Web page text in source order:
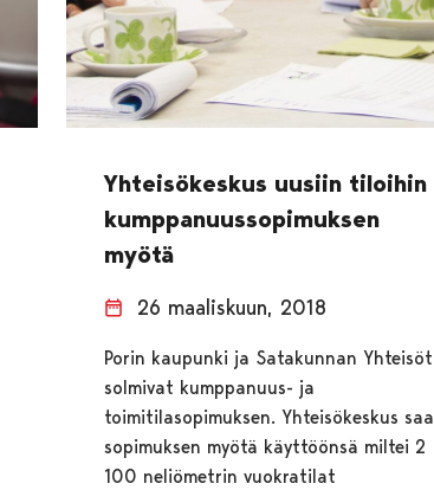
Yhteisökeskus uusiin tiloihin
kumppanuussopimuksen
myötä
26 maaliskuun, 2018
Porin kaupunki ja Satakunnan Yhteisöt
solmivat kumppanuus- ja
toimitilasopimuksen. Yhteisökeskus saa
sopimuksen myötä käyttöönsä miltei 2
100 neliömetrin vuokratilat